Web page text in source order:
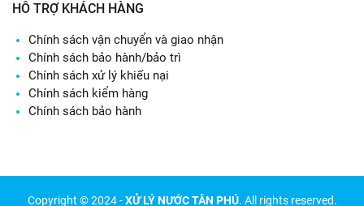
HỖ TRỢ KHÁCH HÀNG
Chính sách vận chuyển và giao nhận
Chính sách bảo hành/bảo trì
Chính sách xử lý khiếu nại
Chính sách kiểm hàng
Chính sách bảo hành
Copyright © 2024 -XỬ LÝ NƯỚC TÂN PHÚ. All rights reserved.